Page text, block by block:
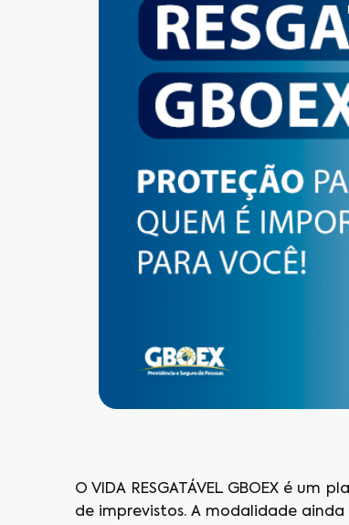
O VIDA RESGATÁVEL GBOEX é
de imprevistos. A modalidade